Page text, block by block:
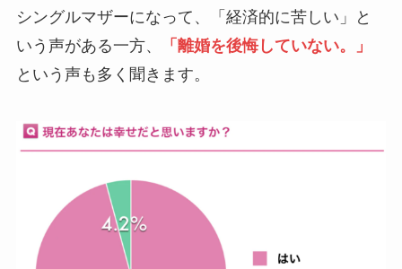
シングルマザーになって、「経済的に苦しい」と
いう声がある一方、
「離婚を後悔していない。」
という声も多く聞きます。